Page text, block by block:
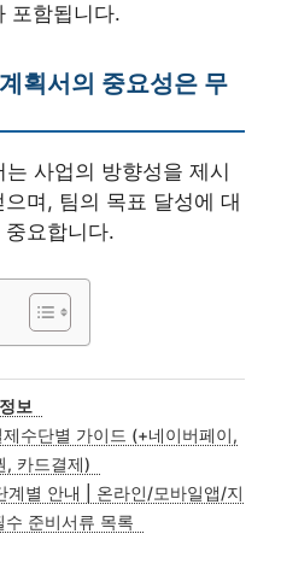
포함됩니다.
획서의 중요성은 무
사업의 방향성을 제시
며, 팀의 목표 달성에 대
요합니다.
정보
수단별 가이드 (+네이버페이,
, 카드결제)
계별 안내 | 온라인/모바일앱/지
준비서류 목록